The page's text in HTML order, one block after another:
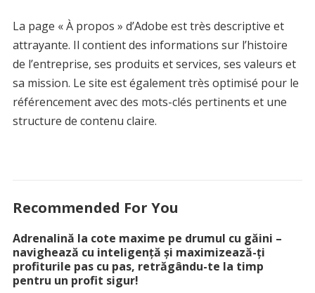
La page « À propos » d’Adobe est très descriptive et
attrayante. Il contient des informations sur l’histoire
de l’entreprise, ses produits et services, ses valeurs et
sa mission. Le site est également très optimisé pour le
référencement avec des mots-clés pertinents et une
structure de contenu claire.
Recommended For You
Adrenalină la cote maxime pe drumul cu găini –
navighează cu inteligență și maximizează-ți
profiturile pas cu pas, retrăgându-te la timp
pentru un profit sigur!